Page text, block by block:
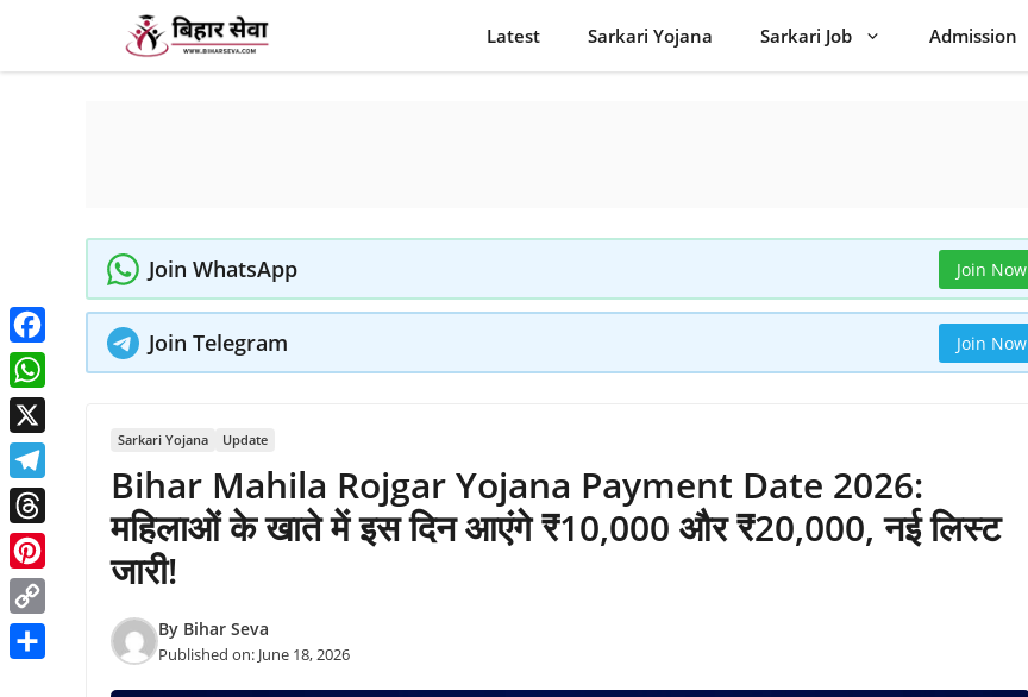
content
Latest Sarkari Yojana Sarkari Job Admission
Join WhatsApp Join Now
Join Telegram Join Now
Sarkari Yojana Update
Bihar Mahila Rojgar Yojana Payment Date 2026:
महिलाओं के खाते में इस दिन आएंगे ₹10,000 और ₹20,000, नई लिस्ट
जारी!
By Bihar Seva
Published on: June 18, 2026
Facebook
WhatsApp
X
Telegram
Threads
Pinterest
Copy
Link